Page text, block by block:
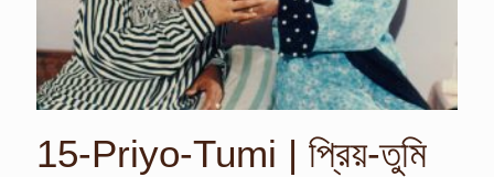
15-Priyo-Tumi | প্রিয়-তুমি